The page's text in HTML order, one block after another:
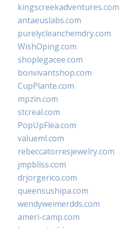
kingscreekadventures.com
antaeuslabs.com
purelycleanchemdry.com
WishOping.com
shoplegacee.com
bonvivantshop.com
CupPlante.com
mpzin.com
stcreal.com
PopUpFlea.com
valueml.com
rebeccatorresjewelry.com
jmpbliss.com
drjorgerico.com
queensushipa.com
wendyweimerdds.com
ameri-camp.com